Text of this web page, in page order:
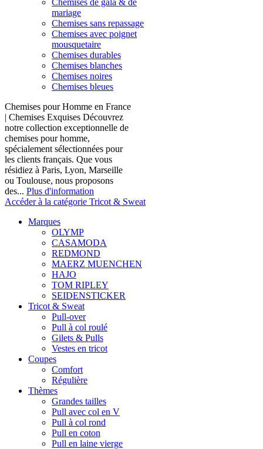
Chemises de gala & de
mariage
Chemises sans repassage
Chemises avec poignet
mousquetaire
Chemises durables
Chemises blanches
Chemises noires
Chemises bleues
Chemises pour Homme en France
| Chemises Exquises Découvrez
notre collection exceptionnelle de
chemises pour homme,
spécialement sélectionnées pour
les clients français. Que vous
résidiez à Paris, Lyon, Marseille
ou Toulouse, nous proposons
des... Plus d'information
Accéder à la catégorie Tricot & Sweat
Marques
OLYMP
CASAMODA
REDMOND
MAERZ MUENCHEN
HAJO
TOM RIPLEY
SEIDENSTICKER
Tricot & Sweat
Pull-over
Pull à col roulé
Gilets & Pulls
Vestes en tricot
Coupes
Comfort
Régulière
Thèmes
Grandes tailles
Pull avec col en V
Pull à col rond
Pull en coton
Pull en laine vierge